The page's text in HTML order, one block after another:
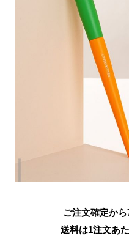
ご注文確定か
送料は1注文あ